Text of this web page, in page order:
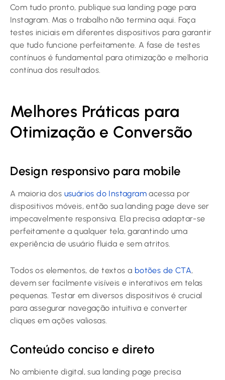
Com tudo pronto, publique sua landing page para
Instagram. Mas o trabalho não termina aqui. Faça
testes iniciais em diferentes dispositivos para garantir
que tudo funcione perfeitamente. A fase de testes
contínuos é fundamental para otimização e melhoria
contínua dos resultados.
Melhores Práticas para
Otimização e Conversão
Design responsivo para mobile
A maioria dos usuários do Instagram acessa por
dispositivos móveis, então sua landing page deve ser
impecavelmente responsiva. Ela precisa adaptar-se
perfeitamente a qualquer tela, garantindo uma
experiência de usuário fluida e sem atritos.
Todos os elementos, de textos a botões de CTA,
devem ser facilmente visíveis e interativos em telas
pequenas. Testar em diversos dispositivos é crucial
para assegurar navegação intuitiva e converter
cliques em ações valiosas.
Conteúdo conciso e direto
No ambiente digital, sua landing page precisa